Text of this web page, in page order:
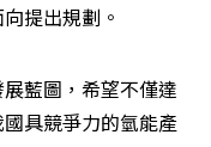
提出規劃。
藍圖，希望不僅達
具競爭力的氫能產